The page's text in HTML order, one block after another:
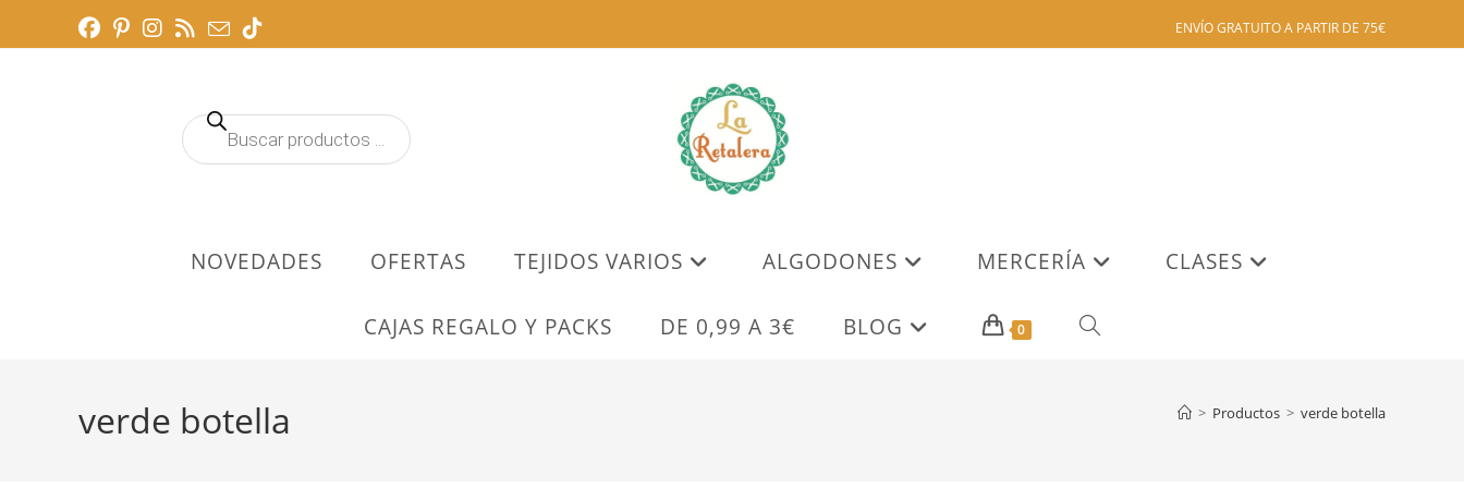
ENVÍO GRATUITO A PARTIR DE 75€
Búsqueda
de
NOVEDADES OFERTAS TEJIDOS VARIOS ALGODONES MERCERÍA CLASES
CAJAS REGALO Y PACKS DE 0,99 A 3€ BLOG 0 ALTERNAR
verde botella > Productos > verde botella